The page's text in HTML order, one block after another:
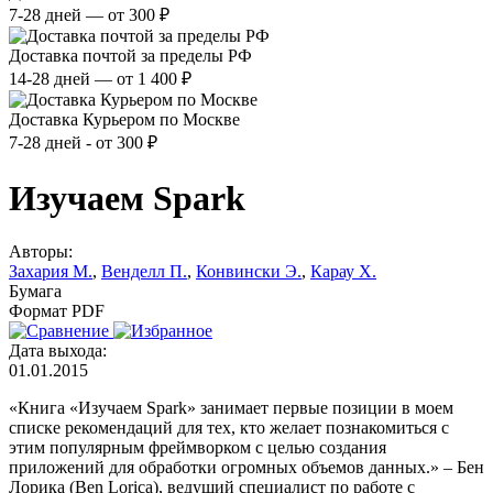
7-28 дней — от 300 ₽
Доставка почтой за пределы РФ
14-28 дней — от 1 400 ₽
Доставка Курьером по Москве
7-28 дней - от 300 ₽
Изучаем Spark
Авторы:
Захария М., Венделл П., Конвински Э., Карау Х.
Бумага
Формат PDF
Дата выхода:
01.01.2015
«Книга «Изучаем Spark» занимает первые позиции в моем
списке рекомендаций для тех, кто желает познакомиться с
этим популярным фреймворком с целью создания
приложений для обработки огромных объемов данных.» – Бен
Лорика (Ben Lorica), ведущий специалист по работе с